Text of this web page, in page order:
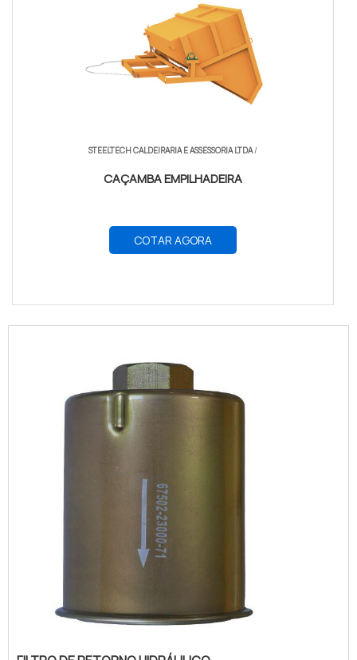
STEELTECH CALDEIRARIA E ASSESSORIA LTDA/
CAÇAMBA EMPILHADEIRA
COTAR AGORA